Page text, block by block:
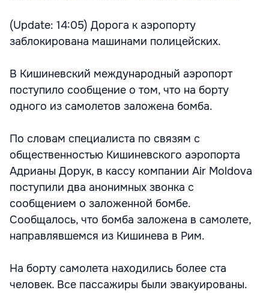
(Update: 14:05) Дорога к аэропорту
заблокирована машинами полицейских.
В Кишиневский международный аэропорт
поступило сообщение о том, что на борту
одного из самолетов заложена бомба.
По словам специалиста по связям с
общественностью Кишиневского аэропорта
Адрианы Дорук, в кассу компании Air Moldova
поступили два анонимных звонка с
сообщением о заложенной бомбе.
Сообщалось, что бомба заложена в самолете,
направлявшемся из Кишинева в Рим.
На борту самолета находились более ста
человек. Все пассажиры были эвакуированы.